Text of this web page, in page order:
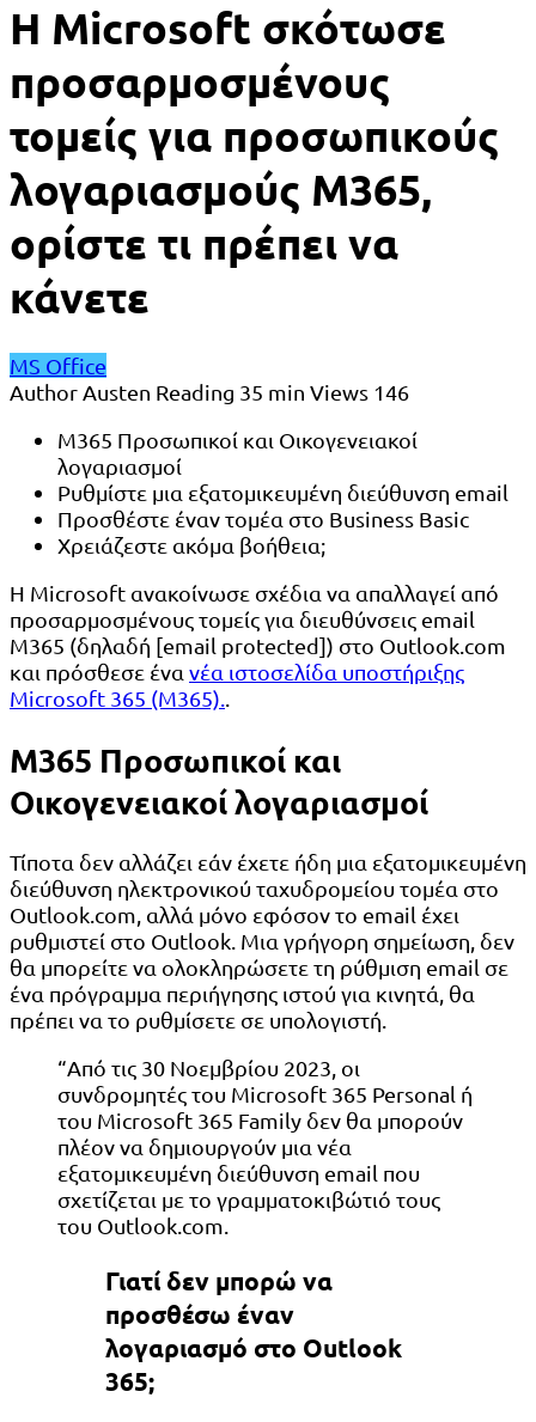
Η Microsoft σκότωσε
προσαρμοσμένους
τομείς για προσωπικούς
λογαριασμούς M365,
ορίστε τι πρέπει να
κάνετε
MS Office
AuthorAusten Reading 35 min Views 146
M365 Προσωπικοί και Οικογενειακοί
λογαριασμοί
Ρυθμίστε μια εξατομικευμένη διεύθυνση email
Προσθέστε έναν τομέα στο Business Basic
Χρειάζεστε ακόμα βοήθεια;
Η Microsoft ανακοίνωσε σχέδια να απαλλαγεί από
προσαρμοσμένους τομείς για διευθύνσεις email
M365 (δηλαδή [email protected]) στο Outlook.com
και πρόσθεσε ένα νέα ιστοσελίδα υποστήριξης
Microsoft 365 (M365)..
M365 Προσωπικοί και
Οικογενειακοί λογαριασμοί
Τίποτα δεν αλλάζει εάν έχετε ήδη μια εξατομικευμένη
διεύθυνση ηλεκτρονικού ταχυδρομείου τομέα στο
Outlook.com, αλλά μόνο εφόσον το email έχει
ρυθμιστεί στο Outlook. Μια γρήγορη σημείωση, δεν
θα μπορείτε να ολοκληρώσετε τη ρύθμιση email σε
ένα πρόγραμμα περιήγησης ιστού για κινητά, θα
πρέπει να το ρυθμίσετε σε υπολογιστή.
“Από τις 30 Νοεμβρίου 2023, οι
συνδρομητές του Microsoft 365 Personal ή
του Microsoft 365 Family δεν θα μπορούν
πλέον να δημιουργούν μια νέα
εξατομικευμένη διεύθυνση email που
σχετίζεται με το γραμματοκιβώτιό τους
του Outlook.com.
Γιατί δεν μπορώ να
προσθέσω έναν
λογαριασμό στο Outlook
365;